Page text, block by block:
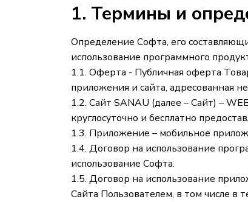
1. Термины и
Определение Софта, его
использование программного
1.1. Оферта - Публичная оферта
приложения и сайта, адресованная
1.2. Сайт SANAU (далее – Сайт) –
круглосуточно и бесплатно
1.3. Приложение – мобильное
1.4. Договор на использование
использование Софта.
1.5. Договор на использование
Сайта Пользователем, в том числе